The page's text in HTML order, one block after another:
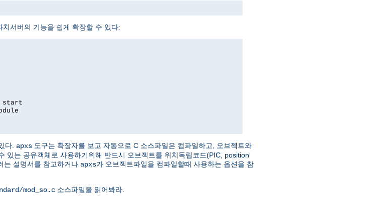
서버의 기능을 쉽게 확장할 수 있다:
start
다. apxs 도구는 확장자를 보고 자동으로 C 소스파일은 컴파일하고, 오브젝트와
는 공유객체로 사용하기위해 반드시 오브젝트를 위치독립코드(PIC, position
는 설명서를 참고하거나 apxs가 오브젝트파일을 컴파일할때 사용하는 옵션을 참
mod_so.c 소스파일을 읽어봐라.